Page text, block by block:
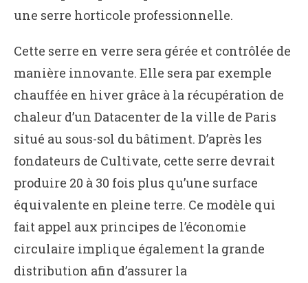
une serre horticole professionnelle.
Cette serre en verre sera gérée et contrôlée de
manière innovante. Elle sera par exemple
chauffée en hiver grâce à la récupération de
chaleur d’un Datacenter de la ville de Paris
situé au sous-sol du bâtiment. D’après les
fondateurs de Cultivate, cette serre devrait
produire 20 à 30 fois plus qu’une surface
équivalente en pleine terre. Ce modèle qui
fait appel aux principes de l’économie
circulaire implique également la grande
distribution afin d’assurer la